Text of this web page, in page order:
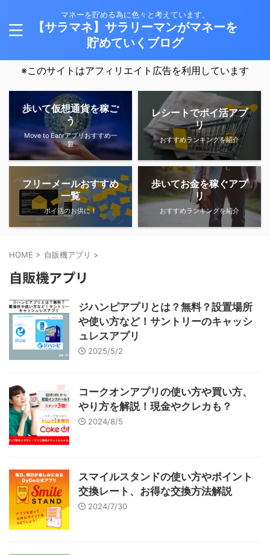
マネーを貯める為に色々と考えています。
【サラマネ】サラリーマンがマネーを
貯めていくブログ
※このサイトはアフィリエイト広告を利用しています
歩いて仮想通貨を稼ご
う
Move to Eanrアプリおすすめ一
覧
レシートでポイ活アプ
リ
おすすめランキングを紹介
フリーメールおすすめ
一覧
ポイ活のお供に！
歩いてお金を稼ぐアプ
リ
おすすめランキングを紹介
HOME > 自販機アプリ >
自販機アプリ
ジハンピアプリとは？無料？設置場所
や使い方など！サントリーのキャッシ
ュレスアプリ
2025/5/2
コークオンアプリの使い方や買い方、
やり方を解説！現金やクレカも？
2024/8/5
スマイルスタンドの使い方やポイント
交換レート、お得な交換方法解説
2024/7/30